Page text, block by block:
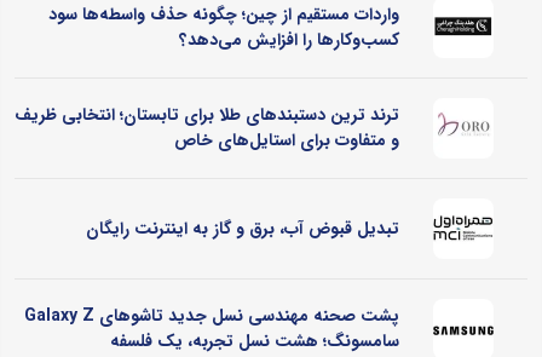
واردات مستقیم از چین؛ چگونه حذف واسطه‌ها سود
کسب‌وکارها را افزایش می‌دهد؟
ترند ترین دستبندهای طلا برای تابستان؛ انتخابی ظریف
و متفاوت برای استایل‌های خاص
تبدیل قبوض آب، برق و گاز به اینترنت رایگان
پشت صحنه مهندسی نسل جدید تاشوهای Galaxy Z
سامسونگ؛ هشت نسل تجربه، یک فلسفه